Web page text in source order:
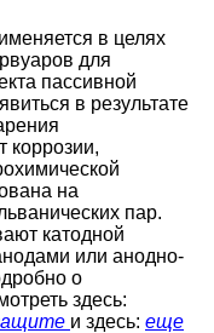
в целях
для
пассивной
в результате
коррозии,
на
пар.
катодной
или анодно-
о
здесь:
и здесь: еще